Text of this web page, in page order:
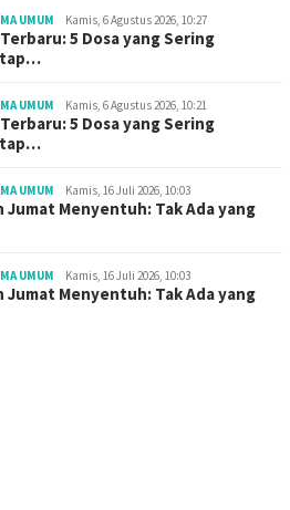
UMUM Kamis, 6 Agustus 2026, 10:27
5 Dosa yang Sering
UMUM Kamis, 6 Agustus 2026, 10:21
5 Dosa yang Sering
UMUM Kamis, 16 Juli 2026, 10:03
Jumat Menyentuh: Tak Ada yang
UMUM Kamis, 16 Juli 2026, 10:03
Jumat Menyentuh: Tak Ada yang